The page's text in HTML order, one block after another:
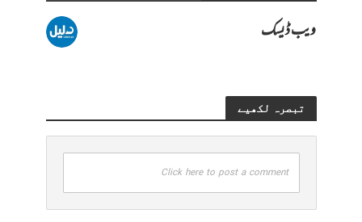
ویب ڈیسک
تبصرہ لکھیے
Click here to post a comment